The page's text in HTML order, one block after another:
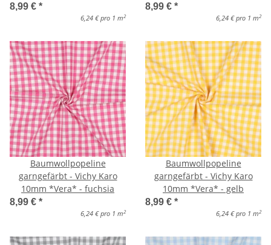
8,99 € *
6,24 € pro 1 m 2
8,99 € *
6,24 € pro 1 m 2
Baumwollpopeline
garngefärbt - Vichy Karo
10mm *Vera* - fuchsia
8,99 € *
6,24 € pro 1 m 2
Baumwollpopeline
garngefärbt - Vichy Karo
10mm *Vera* - gelb
8,99 € *
6,24 € pro 1 m 2